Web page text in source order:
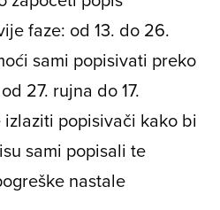
faze: od 13. do 26.
sami popisivati preko
27. rujna do 17.
popisivači kako bi
sami popisali te
nastale